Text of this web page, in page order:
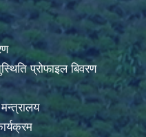
प्रोफाइल बिवरण